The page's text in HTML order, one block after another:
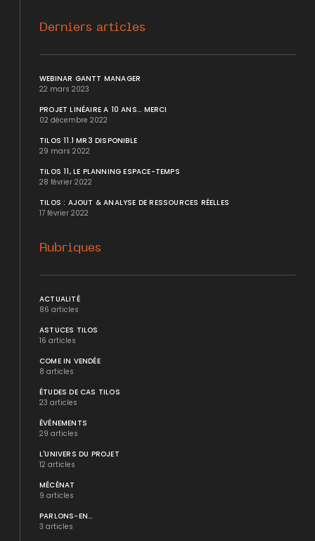
Derniers articles
WEBINAR GANTT MANAGER
22 mars 2023
PROJET LINÉAIRE A 10 ANS... MERCI
02 décembre 2022
TILOS 11.1 MR3 DISPONIBLE
29 mars 2022
TILOS 11, LE PLANNING ESPACE-TEMPS
28 février 2022
TILOS : AJOUT & ANALYSE DE RESSOURCES RÉELLES
17 février 2022
Rubriques
ACTUALITÉ
86 articles
ASTUCES TILOS
16 articles
COME IN VENDÉE
8 articles
ÉTUDES DE CAS TILOS
23 articles
ÉVÉNEMENTS
29 articles
L'UNIVERS DU PROJET
12 articles
MÉCÉNAT
9 articles
PARLONS-EN...
3 articles